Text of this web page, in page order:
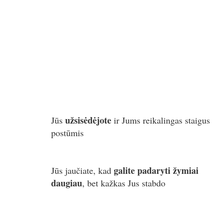
Jūs užsisėdėjote ir Jums reikalingas staigus
postūmis
Jūs jaučiate, kad galite padaryti žymiai
daugiau, bet kažkas Jus stabdo